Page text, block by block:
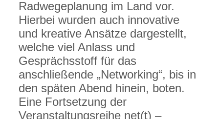
Radwegeplanung im Land vor.
Hierbei wurden auch innovative
und kreative Ansätze dargestellt,
welche viel Anlass und
Gesprächsstoff für das
anschließende „Networking“, bis in
den späten Abend hinein, boten.
Eine Fortsetzung der
Veranstaltungsreihe net(t) –